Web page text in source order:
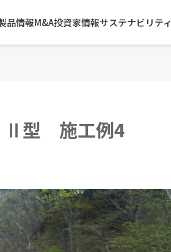
品情報M&A投資家情報サステナビリティ
Ⅱ型 施工例4